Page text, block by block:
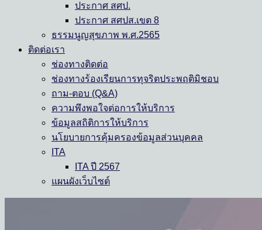
ประกาศ สศป.
ประกาศ สศปส.เขต 8
ธรรมนูญสุขภาพ พ.ศ.2565
ติดต่อเรา
ช่องทางติดต่อ
ช่องทางร้องเรียนการทุจริตประพฤติมิชอบ
ถาม-ตอบ (Q&A)
ความพึงพอใจต่อการให้บริการ
ข้อมูลสถิติการให้บริการ
นโยบายการคุ้มครองข้อมูลส่วนบุคคล
ITA
ITA ปี 2567
แผนผังเว็บไซต์